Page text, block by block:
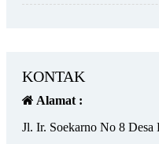
KONTAK
Alamat :
Jl. Ir. Soekarno No 8 Desa